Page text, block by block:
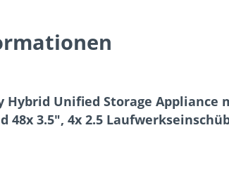
Hybrid Unified Storage Appliance
48x 3.5", 4x 2.5